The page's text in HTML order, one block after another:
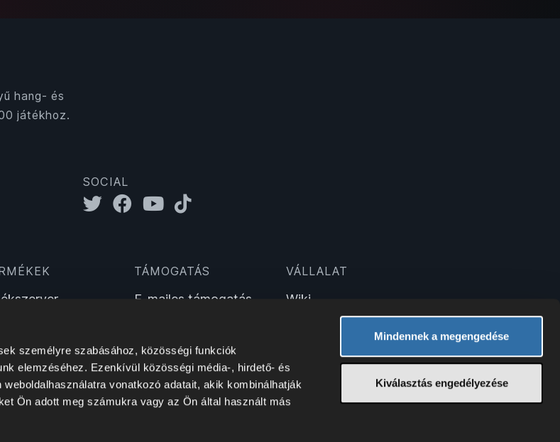
személyre szabásához, közösségi funkciók
elemzéséhez. Ezenkívül közösségi média-, hirdető- és
vonatkozó adatait, akik kombinálhatják
Ön adott meg számukra vagy az Ön által használt más
Mindennek a megengedése
Kiválasztás engedélyezése
hang- és
játékhoz.
SOCIAL
TÁMOGATÁS
E-mailes támogatás
Wiki
VÁLLALAT
Wiki